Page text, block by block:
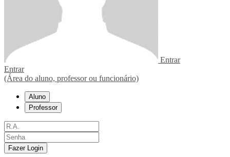
Entrar
Entrar
(Área do aluno, professor ou funcionário)
Aluno
Professor
Fazer Login